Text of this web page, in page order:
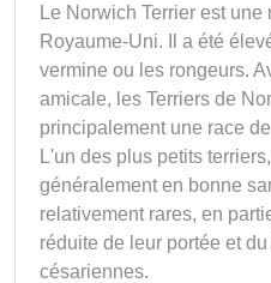
Le Norwich Terrier est
Royaume-Uni. Il a été
vermine ou les rongeurs.
amicale, les Terriers de
principalement une race
L'un des plus petits
généralement en bonne
relativement rares, en
réduite de leur portée et
césariennes.